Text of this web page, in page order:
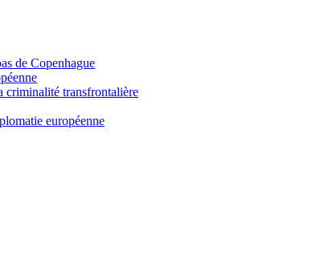
de Copenhague
criminalité transfrontalière
européenne